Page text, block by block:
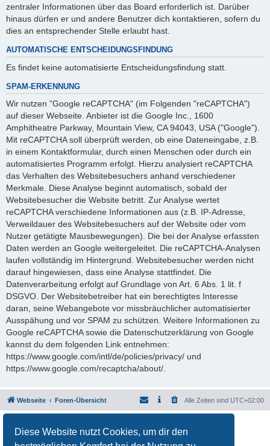
Diese Website nutzt Cookies, um dir den
zentraler Informationen über das Board erforderlich ist. Darüber
hinaus dürfen er und andere Benutzer dich kontaktieren, sofern du
dies an entsprechender Stelle erlaubt hast.
AUTOMATISCHE ENTSCHEIDUNGSFINDUNG
Es findet keine automatisierte Entscheidungsfindung statt.
SPAM-ERKENNUNG
Wir nutzen "Google reCAPTCHA" (im Folgenden "reCAPTCHA")
auf dieser Webseite. Anbieter ist die Google Inc., 1600
Amphitheatre Parkway, Mountain View, CA 94043, USA ("Google").
Mit reCAPTCHA soll überprüft werden, ob eine Dateneingabe, z.B.
in einem Kontaktformular, durch einen Menschen oder durch ein
automatisiertes Programm erfolgt. Hierzu analysiert reCAPTCHA
das Verhalten des Websitebesuchers anhand verschiedener
Merkmale. Diese Analyse beginnt automatisch, sobald der
Websitebesucher die Website betritt. Zur Analyse wertet
reCAPTCHA verschiedene Informationen aus (z.B. IP-Adresse,
Verweildauer des Websitebesuchers auf der Website oder vom
Nutzer getätigte Mausbewegungen). Die bei der Analyse erfassten
Daten werden an Google weitergeleitet. Die reCAPTCHA-Analysen
laufen vollständig im Hintergrund. Websitebesucher werden nicht
darauf hingewiesen, dass eine Analyse stattfindet. Die
Datenverarbeitung erfolgt auf Grundlage von Art. 6 Abs. 1 lit. f
DSGVO. Der Websitebetreiber hat ein berechtigtes Interesse
daran, seine Webangebote vor missbräuchlicher automatisierter
Ausspähung und vor SPAM zu schützen. Weitere Informationen zu
Google reCAPTCHA sowie die Datenschutzerklärung von Google
kannst du dem folgenden Link entnehmen:
https://www.google.com/intl/de/policies/privacy/ und
https://www.google.com/recaptcha/about/.
Webseite Foren-Übersicht Alle Zeiten sind UTC+02:00
Deutsche Übersetzung durchphpBB.de
Datenschutz|Nutzungsbedingungen